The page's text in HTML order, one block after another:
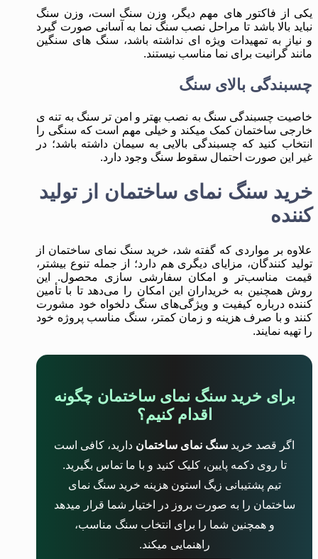
یکی از فاکتور های مهم دیگر، وزن سنگ است، وزن سنگ
نباید بالا باشد تا مراحل نصب سنگ نما به آسانی صورت گیرد
و نیاز به تمهیدات ویژه ای نداشته باشد، سنگ های سنگین
مانند گرانیت برای نما مناسب نیستند.
چسبندگی بالای سنگ
خاصیت چسبندگی سنگ به نصب بهتر و امن تر سنگ به تنه ی
خارجی ساختمان کمک میکند و خیلی مهم است که سنگی را
انتخاب کنید که چسبندگی بالایی به سیمان داشته باشد؛ در
غیر این صورت احتمال سقوط سنگ وجود دارد.
خرید سنگ نمای ساختمان از تولید
کننده
علاوه بر مواردی که گفته شد، خرید سنگ نمای ساختمان از
تولید کنندگان، مزایای دیگری هم دارد؛ از جمله تنوع بیشتر،
قیمت مناسب‌تر و امکان سفارشی‌ سازی محصول. این
روش همچنین به خریداران این امکان را می‌دهد تا با تأمین‌
کننده درباره کیفیت و ویژگی‌های سنگ دلخواه خود مشورت
کنند و با صرف هزینه و زمان کمتر، سنگ مناسب پروژه‌ خود
را تهیه نمایند.
برای خرید سنگ نمای ساختمان چگونه
اقدام کنیم؟
اگر قصد خرید سنگ نمای ساختمان دارید، کافی است
تا روی دکمه پایین، کلیک کنید و با ما تماس بگیرید.
تیم پشتیبانی زیگ استون هزینه خرید سنگ نمای
ساختمان را به صورت بروز در اختیار شما قرار میدهد
و همچنین شما را برای انتخاب سنگ مناسب،
راهنمایی میکند.